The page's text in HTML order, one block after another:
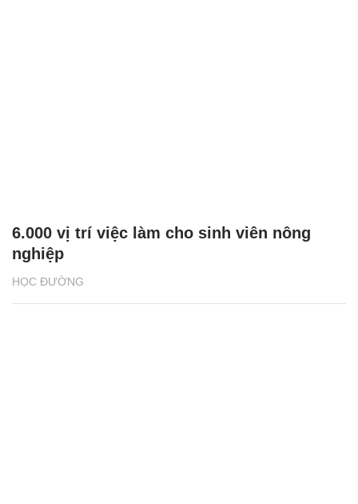
HỌC ĐƯỜNG
6.000 vị trí việc làm cho sinh viên nông
nghiệp